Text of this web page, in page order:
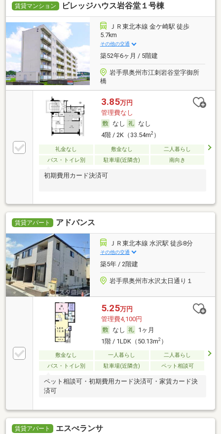
賃貸マンション ビレッジハウス岩谷堂１号棟
ＪＲ東北本線 金ケ崎駅 徒歩
5.7km
その他の交通
築52年6ヶ月 / 5階建
岩手県奥州市江刺岩谷堂字御所
橋
3.85万円
管理費なし
なし
なし
4階 / 2K（33.54m2）
礼金なし 敷金なし
二人暮らし
バス・トイレ別
駐車場(近隣含) 南向き
初期費用カード決済可
賃貸アパート アドバンス
ＪＲ東北本線 水沢駅 徒歩8分
その他の交通
築5年 / 2階建
岩手県奥州市水沢太日通り１
5.25万円
管理費4,100円
なし
1ヶ月
1階 / 1LDK（50.13m2）
敷金なし 一人暮らし
二人暮らし
バス・トイレ別
駐車場(近隣含) ペット相談可
ペット相談可・初期費用カード決済可・家賃カード決
済可
賃貸アパート エスぺランサ